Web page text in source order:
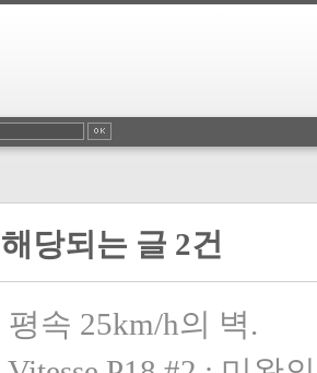
당되는 글 2건
평속 25km/h의 벽.